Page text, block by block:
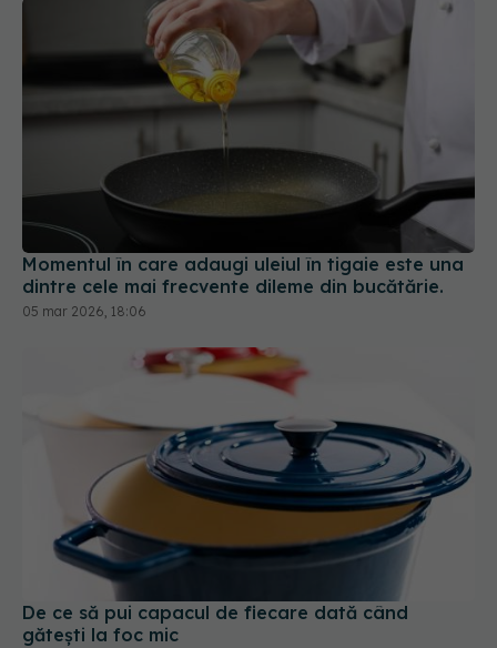
Momentul în care adaugi uleiul în tigaie este una
dintre cele mai frecvente dileme din bucătărie.
05 mar 2026, 18:06
De ce să pui capacul de fiecare dată când
gătești la foc mic